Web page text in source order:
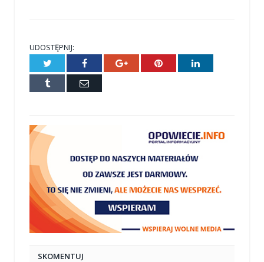
UDOSTĘPNIJ:
Twitter Facebook Google+ Pinterest LinkedIn
Tumblr
E-
SKOMENTUJ